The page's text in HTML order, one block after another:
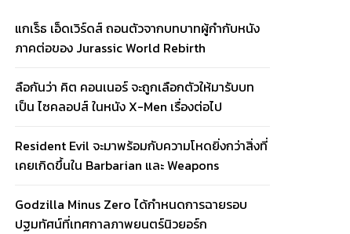
แกเร็ธ เอ็ดเวิร์ดส์ ถอนตัวจากบทบาทผู้กำกับหนัง
ภาคต่อของ Jurassic World Rebirth
ลือกันว่า คิต คอนเนอร์ จะถูกเลือกตัวให้มารับบท
เป็น ไซคลอปส์ ในหนัง X-Men เรื่องต่อไป
Resident Evil จะมาพร้อมกับความโหดยิ่งกว่าสิ่งที่
เคยเกิดขึ้นใน Barbarian และ Weapons
Godzilla Minus Zero ได้กำหนดการฉายรอบ
ปฐมทัศน์ที่เทศกาลภาพยนตร์นิวยอร์ก